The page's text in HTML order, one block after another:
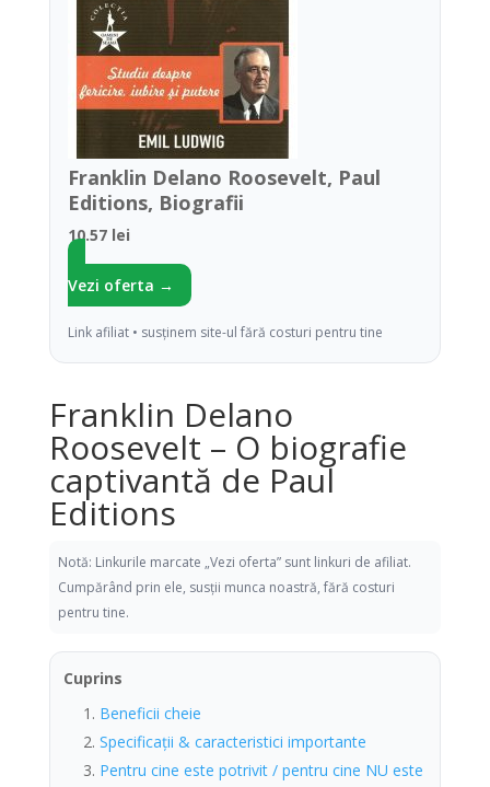
Franklin Delano Roosevelt, Paul
Editions, Biografii
10.57 lei
Vezi oferta →
Link afiliat • susținem site-ul fără costuri pentru tine
Franklin Delano
Roosevelt – O biografie
captivantă de Paul
Editions
Notă: Linkurile marcate „Vezi oferta” sunt linkuri de afiliat.
Cumpărând prin ele, susții munca noastră, fără costuri
pentru tine.
Cuprins
Beneficii cheie
Specificații & caracteristici importante
Pentru cine este potrivit / pentru cine NU este